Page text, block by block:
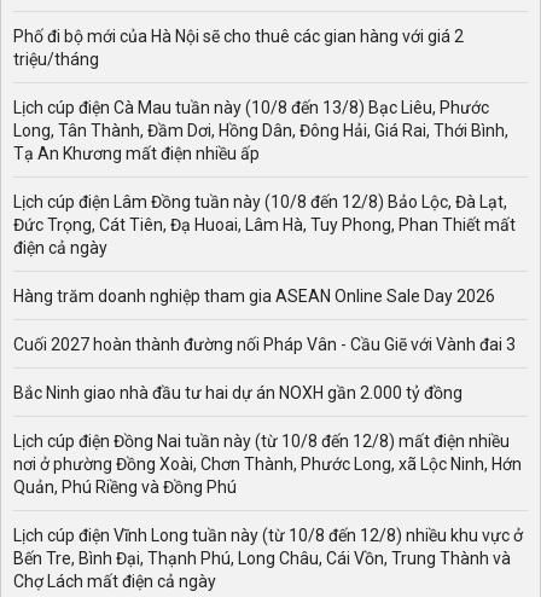
Phố đi bộ mới của Hà Nội sẽ cho thuê các gian hàng với giá 2
triệu/tháng
Lịch cúp điện Cà Mau tuần này (10/8 đến 13/8) Bạc Liêu, Phước
Long, Tân Thành, Đầm Dơi, Hồng Dân, Đông Hải, Giá Rai, Thới Bình,
Tạ An Khương mất điện nhiều ấp
Lịch cúp điện Lâm Đồng tuần này (10/8 đến 12/8) Bảo Lộc, Đà Lạt,
Đức Trọng, Cát Tiên, Đạ Huoai, Lâm Hà, Tuy Phong, Phan Thiết mất
điện cả ngày
Hàng trăm doanh nghiệp tham gia ASEAN Online Sale Day 2026
Cuối 2027 hoàn thành đường nối Pháp Vân - Cầu Giẽ với Vành đai 3
Bắc Ninh giao nhà đầu tư hai dự án NOXH gần 2.000 tỷ đồng
Lịch cúp điện Đồng Nai tuần này (từ 10/8 đến 12/8) mất điện nhiều
nơi ở phường Đồng Xoài, Chơn Thành, Phước Long, xã Lộc Ninh, Hớn
Quản, Phú Riềng và Đồng Phú
Lịch cúp điện Vĩnh Long tuần này (từ 10/8 đến 12/8) nhiều khu vực ở
Bến Tre, Bình Đại, Thạnh Phú, Long Châu, Cái Vồn, Trung Thành và
Chợ Lách mất điện cả ngày